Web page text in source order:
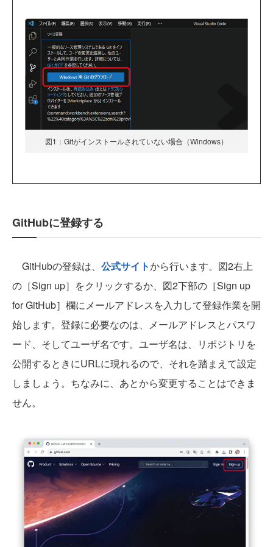
図1：Gitがインストールされていない場合（Windows）
GitHubに登録する
GitHubの登録は、 公式サイトから行います。図2右上
の［Sign up］をクリックするか、図2下部の［Sign up
for GitHub］欄にメールアドレスを入力して登録作業を開
始します。登録に必要なのは、メールアドレスとパスワ
ード、そしてユーザ名です。ユーザ名は、リポジトリを
公開するときにURLに現れるので、それを踏まえて設定
しましょう。ちなみに、あとから変更することはできま
せん。